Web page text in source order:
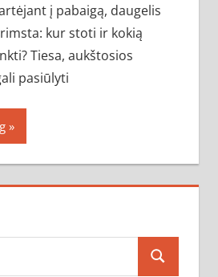
į pabaigą, daugelis
kur stoti ir kokią
Tiesa, aukštosios
pasiūlyti
Search